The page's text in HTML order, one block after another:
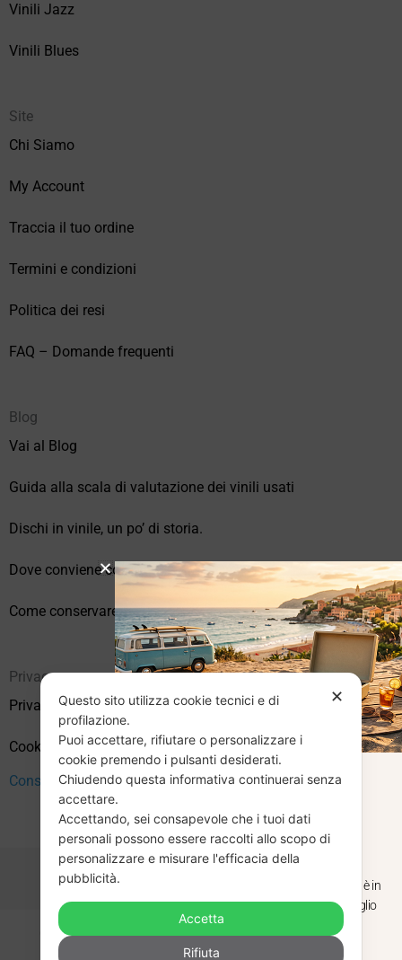
Vinili Jazz
Vinili Blues
Site
Chi Siamo
My Account
Traccia il tuo ordine
Termini e condizioni
Politica dei resi
FAQ – Domande frequenti
Blog
Vai al Blog
Guida alla scala di valutazione dei vinili usati
Dischi in vinile, un po’ di storia.
Dove conviene comprare vinili online?
Come conservare correttamente i vinili usati
Privacy
Privacy Policy
Cookie Policy (UE)
Consenso
Copyright © 2026 Vendita Vinili Usati | P.IVA 12240940960
✕
Questo sito utilizza cookie tecnici e di
profilazione.
Puoi accettare, rifiutare o personalizzare i
cookie premendo i pulsanti desiderati.
Chiudendo questa informativa continuerai senza
accettare.
Accettando, sei consapevole che i tuoi dati
personali possono essere raccolti allo scopo di
personalizzare e misurare l'efficacia della
pubblicità.
Accetta
Rifiuta
CHIUSURA
ESTIVA
Dal 29 luglio al 31 agosto venditaviniliusati.it è in
pausa estiva. Gli ordini ricevuti entro il 29 luglio
saranno spediti regolarmente.